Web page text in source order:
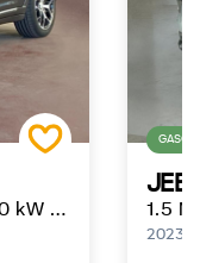
2.0 PHEV Summit Reserve 4xe 280 kW (381 CV) 1.5
2023